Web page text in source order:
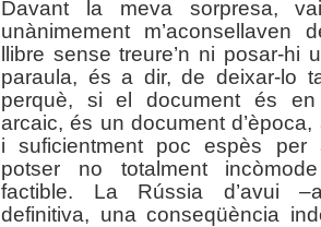
Davant la meva sorpresa,
unànimement m’aconsellaven
llibre sense treure’n ni posar-hi
paraula, és a dir, de deixar-lo
perquè, si el document és en
arcaic, és un document
i suficientment poc espès
potser no totalment
factible. La Rússia d’avui
definitiva, una conseqüència